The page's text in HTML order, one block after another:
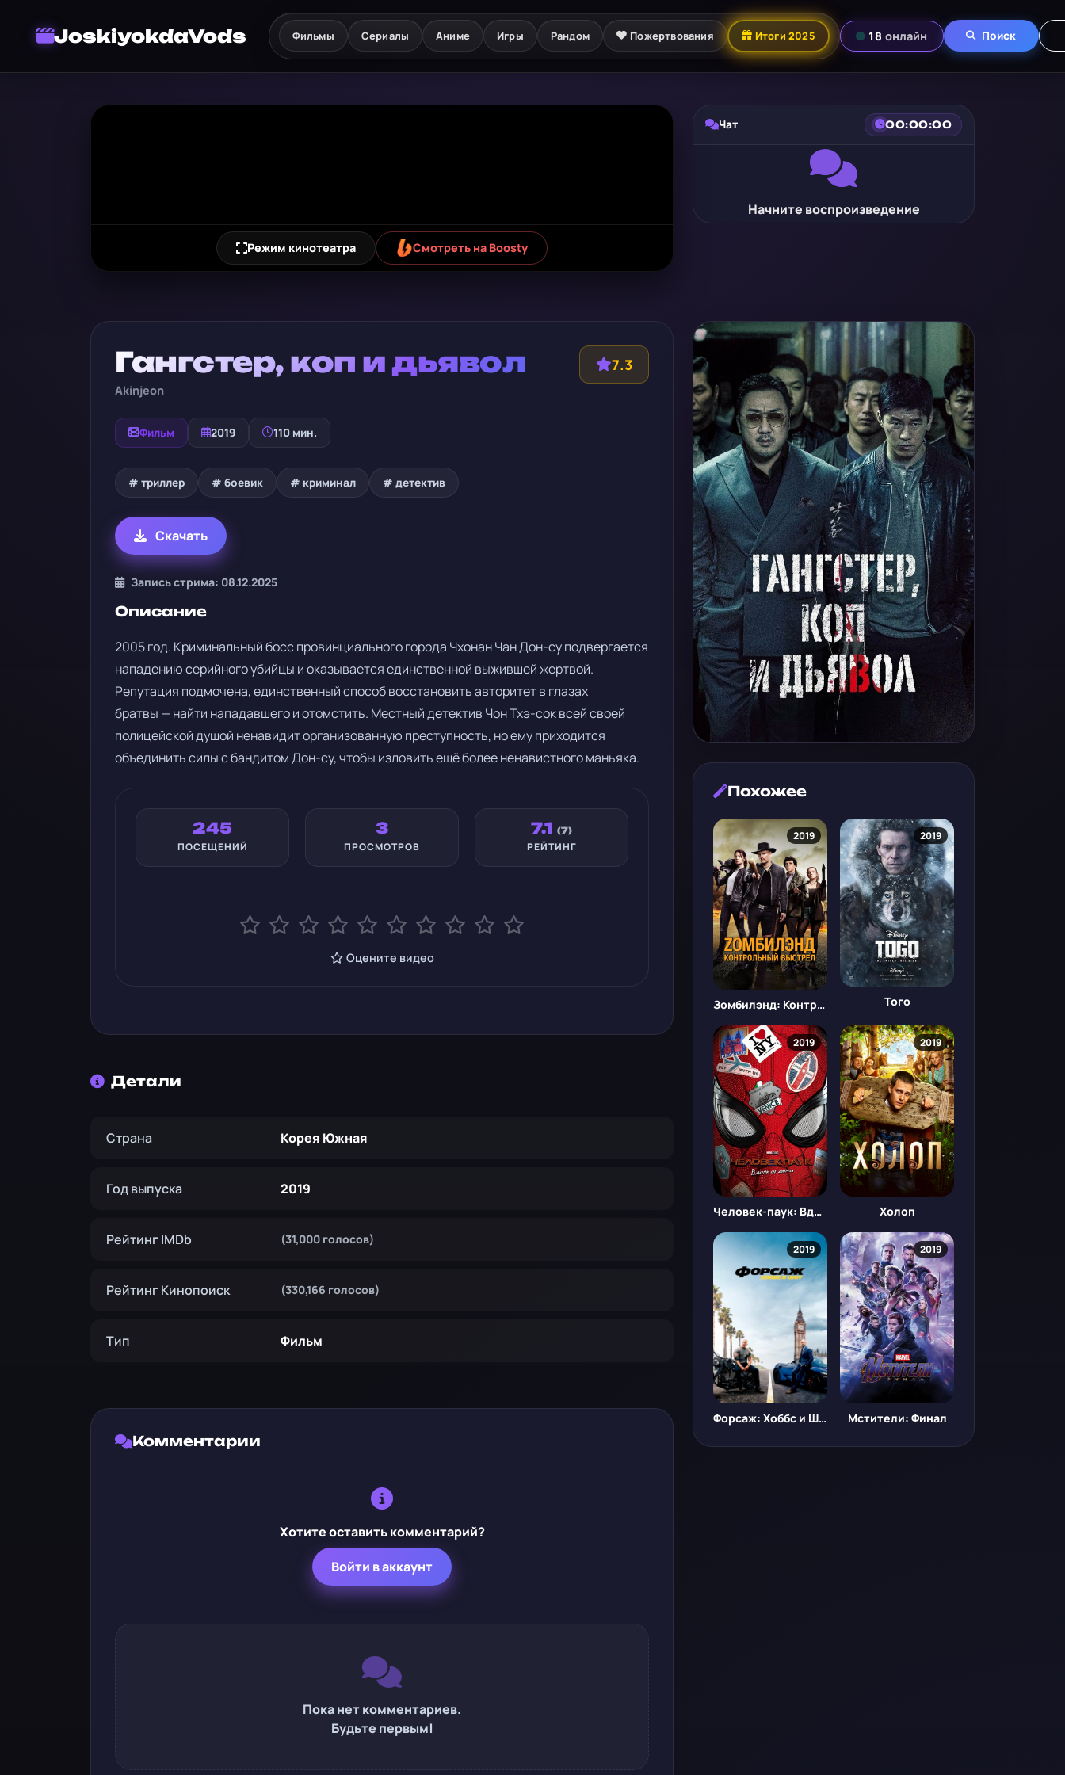
JoskiyokdaVods Фильмы Сериалы Аниме Игры Рандом Пожертвования Итоги 2025 18 онлайн Поиск
Режим кинотеатра Смотреть на Boosty
Чат 00:00:00
Начните воспроизведение
Гангстер, коп и дьявол
Akinjeon
7.3
Фильм 2019 110 мин.
# триллер # боевик # криминал # детектив
Скачать
Запись стрима: 08.12.2025
Описание
2005 год. Криминальный босс провинциального города Чхонан Чан Дон-су подвергается
нападению серийного убийцы и оказывается единственной выжившей жертвой.
Репутация подмочена, единственный способ восстановить авторитет в глазах
братвы — найти нападавшего и отомстить. Местный детектив Чон Тхэ-сок всей своей
полицейской душой ненавидит организованную преступность, но ему приходится
объединить силы с бандитом Дон-су, чтобы изловить ещё более ненавистного маньяка.
245
ПОСЕЩЕНИЙ
3
ПРОСМОТРОВ
7.1 (7)
РЕЙТИНГ
Оцените видео
Детали
Страна Корея Южная
Год выпуска 2019
Рейтинг IMDb (31,000 голосов)
Рейтинг Кинопоиск (330,166 голосов)
Тип Фильм
Комментарии
Хотите оставить комментарий?
Войти в аккаунт
Пока нет комментариев.
Будьте первым!
Похожее
2019
Зомбилэнд: Контрольный выстрел
2019
Того
2019
Человек-паук: Вдали от дома
2019
Холоп
2019
Форсаж: Хоббс и Шоу
2019
Мстители: Финал